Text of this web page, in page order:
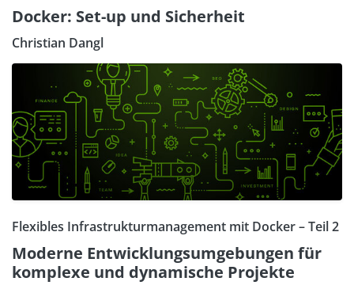
Docker: Set-up und Sicherheit
Christian Dangl
Flexibles Infrastrukturmanagement mit Docker – Teil 2
Moderne Entwicklungsumgebungen für
komplexe und dynamische Projekte